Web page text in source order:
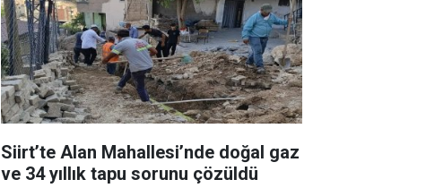
Siirt’te Alan Mahallesi’nde doğal gaz
ve 34 yıllık tapu sorunu çözüldü